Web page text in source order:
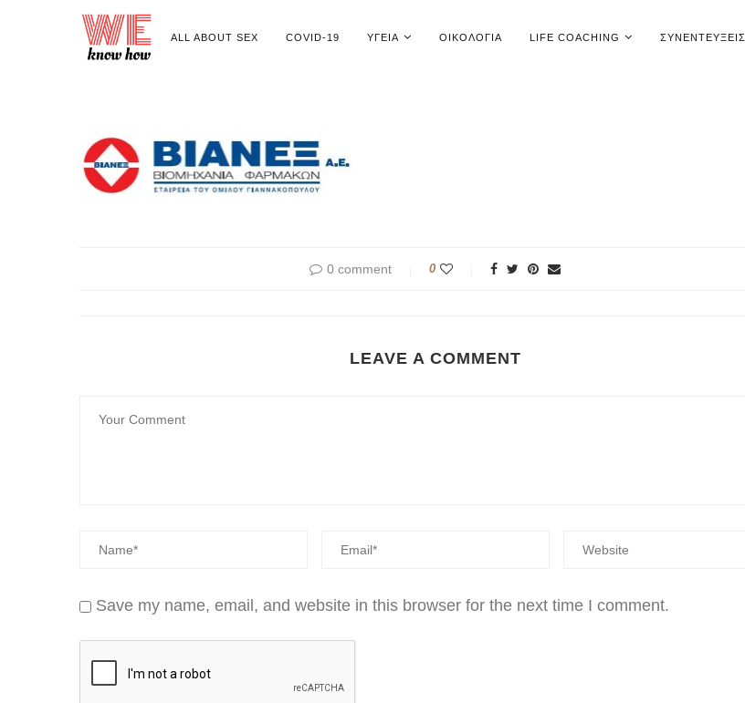
ALL ABOUT SEX COVID-19 ΥΓΕΊΑ ΟΙΚΟΛΟΓΊΑ LIFE COACHING ΣΥΝΕΝΤΕΎΞΕΙΣ
0 comment 0
LEAVE A COMMENT
Save my name, email, and website in this browser for the next time I comment.